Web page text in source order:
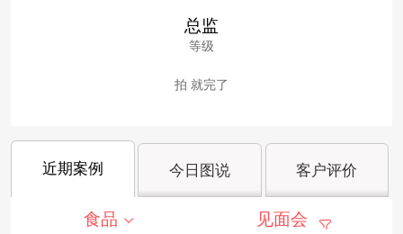
总监
等级
拍 就完了
近期案例 今日图说 客户评价
食品 见面会